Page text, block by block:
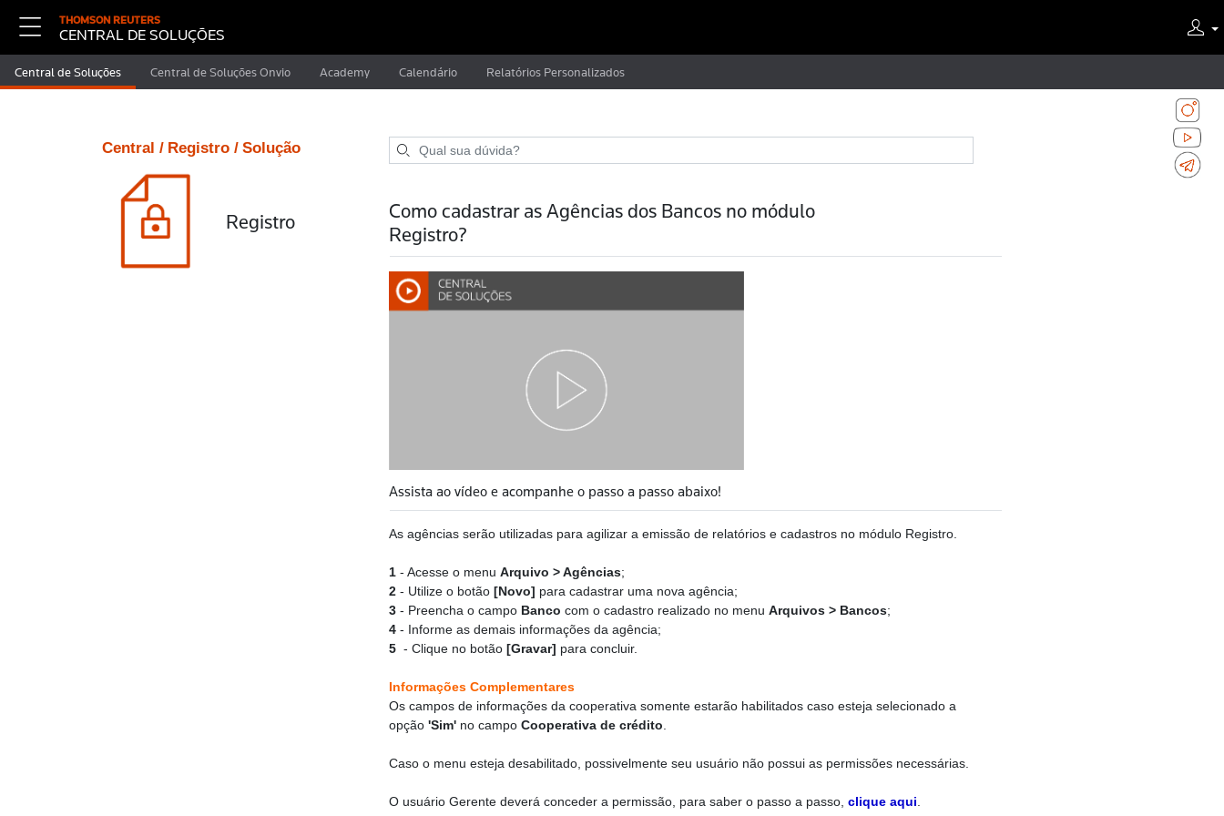
THOMSON REUTERS
CENTRAL DE SOLUÇÕES
Central de Soluções Central de Soluções Onvio Academy Calendário Relatórios Personalizados
Central / Registro / Solução
Registro
Como cadastrar as Agências dos Bancos no módulo
Registro?
Assista ao vídeo e acompanhe o passo a passo abaixo!
As agências serão utilizadas para agilizar a emissão de relatórios e cadastros no módulo Registro.
1- Acesse o menuArquivo > Agências;
2- Utilize o botão[Novo] para cadastrar uma nova agência;
3- Preencha o campo Banco com o cadastro realizado no menuArquivos > Bancos;
4- Informe as demais informações da agência;
5- Clique no botão[Gravar] para concluir.
Informações Complementares
Os campos de informações da cooperativa somente estarão habilitados caso esteja selecionado a
opção'Sim' no campoCooperativa de crédito.
Caso o menu esteja desabilitado, possivelmente seu usuário não possui as permissões necessárias.
O usuário Gerente deverá conceder a permissão, para saber o passo a passo,clique aqui.